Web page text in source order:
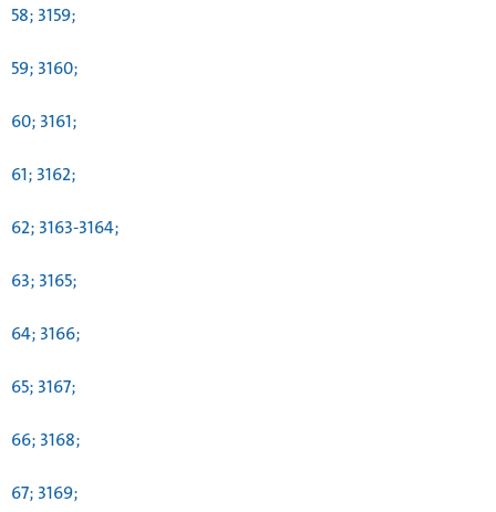
58; 3159;
59; 3160;
60; 3161;
61; 3162;
62; 3163-3164;
63; 3165;
64; 3166;
65; 3167;
66; 3168;
67; 3169;